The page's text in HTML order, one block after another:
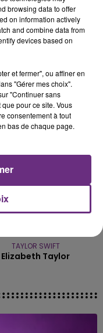
GIMS
Soleil
TAYLOR SWIFT
Elizabeth Taylor
browsing data to offer
on information actively
and combine data from
devices based on
et fermer", ou affiner en
"Gérer mes choix".
"Continuer sans
pour ce site. Vous
consentement à tout
bas de chaque page.